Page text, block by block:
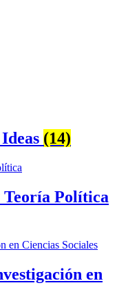
(14)
Teoría Política
en